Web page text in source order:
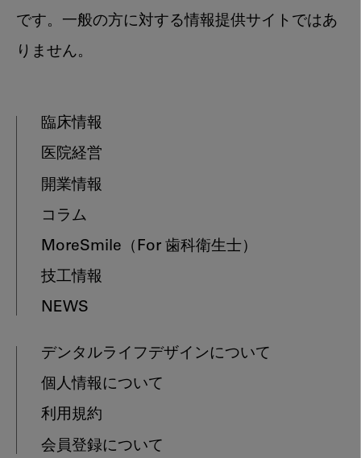
です。一般の方に対する情報提供サイトではあ
りません。
臨床情報
医院経営
開業情報
コラム
MoreSmile （For 歯科衛生士）
技工情報
NEWS
デンタルライフデザインについて
個人情報について
利用規約
会員登録について